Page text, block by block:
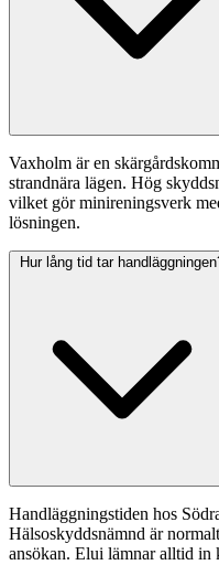
Vaxholm är en
strandnära lägen. Hög
vilket gör minireningsverk
lösningen.
Hur lång tid tar
Handläggningstiden hos
Hälsoskyddsnämnd är
ansökan. Elui lämnar alltid in